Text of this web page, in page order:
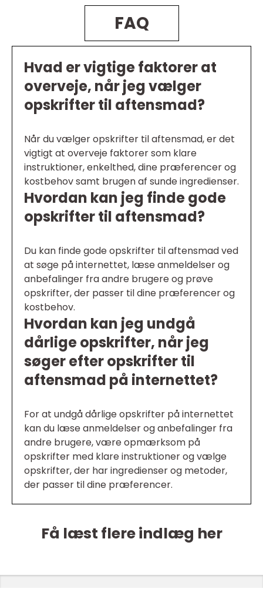
FAQ
Hvad er vigtige faktorer at
overveje, når jeg vælger
opskrifter til aftensmad?
Når du vælger opskrifter til aftensmad, er det
vigtigt at overveje faktorer som klare
instruktioner, enkelthed, dine præferencer og
kostbehov samt brugen af sunde ingredienser.
Hvordan kan jeg finde gode
opskrifter til aftensmad?
Du kan finde gode opskrifter til aftensmad ved
at søge på internettet, læse anmeldelser og
anbefalinger fra andre brugere og prøve
opskrifter, der passer til dine præferencer og
kostbehov.
Hvordan kan jeg undgå
dårlige opskrifter, når jeg
søger efter opskrifter til
aftensmad på internettet?
For at undgå dårlige opskrifter på internettet
kan du læse anmeldelser og anbefalinger fra
andre brugere, være opmærksom på
opskrifter med klare instruktioner og vælge
opskrifter, der har ingredienser og metoder,
der passer til dine præferencer.
Få læst flere indlæg her